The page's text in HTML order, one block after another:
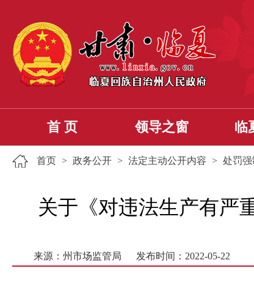
首 页 领导之窗 临
首页 > 政务公开 > 法定主动公开内容 > 处罚强
关于《对违法生产有严
来源：州市场监管局 发布时间：2022-05-22